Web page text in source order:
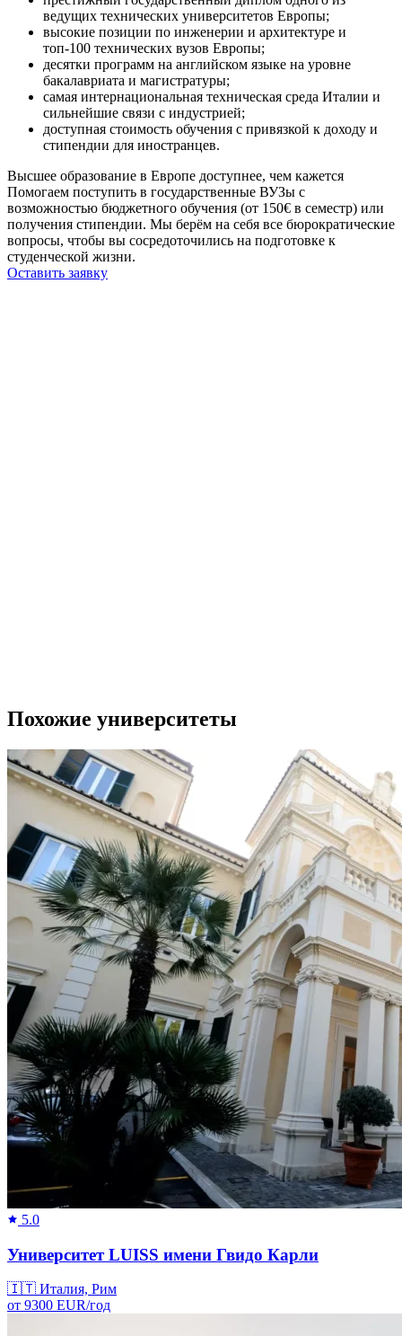
ведущих технических университетов Европы;
высокие позиции по инженерии и архитектуре и
топ-100 технических вузов Европы;
десятки программ на английском языке на уровне
бакалавриата и магистратуры;
самая интернациональная техническая среда Италии и
сильнейшие связи с индустрией;
доступная стоимость обучения с привязкой к доходу и
стипендии для иностранцев.
Высшее образование в Европе доступнее, чем кажется
Помогаем поступить в государственные ВУЗы с
возможностью бюджетного обучения (от 150€ в семестр) или
получения стипендии. Мы берём на себя все бюрократические
вопросы, чтобы вы сосредоточились на подготовке к
студенческой жизни.
Оставить заявку
Похожие университеты
5.0
Университет LUISS имени Гвидо Карли
🇮🇹 Италия, Рим
от 9300 EUR/год